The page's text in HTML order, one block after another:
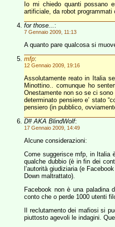
Io mi chiedo quanti possano
artificiale, da robot programmati
for those... :
7 Gennaio 2009, 11:13
A quanto pare qualcosa si
mfp:
12 Gennaio 2009, 19:16
Assolutamente reato in Italia
Minottino.. comunque ho
Onestamente non so se ci
determinato pensiero e’ stato
pensiero (in pubblico,
D# AKA BlindWolf:
17 Gennaio 2009, 14:49
Alcune considerazioni:
Come suggerisce mfp, in Italia
qualche dubbio (è in fin dei
l’autorità giudiziaria (e
Down maltrattato).
Facebook non è una paladina
conto che o perde 1000 utenti
Il reclutamento dei mafiosi si
piuttosto agevoli le indagini.